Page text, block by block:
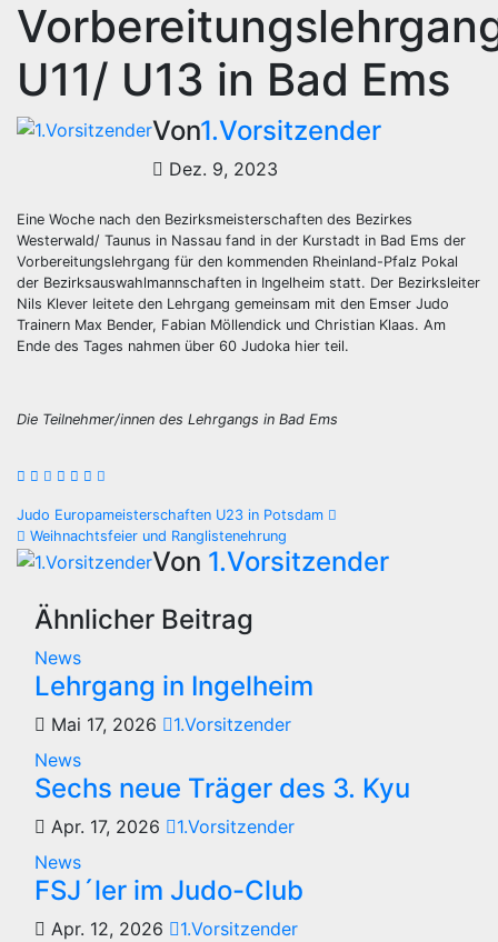
U11/ U13 in Bad Ems
Von1.Vorsitzender
Dez. 9, 2023
Eine Woche nach den Bezirksmeisterschaften des Bezirkes
Westerwald/ Taunus in Nassau fand in der Kurstadt in Bad Ems der
Vorbereitungslehrgang für den kommenden Rheinland-Pfalz Pokal
der Bezirksauswahlmannschaften in Ingelheim statt. Der Bezirksleiter
Nils Klever leitete den Lehrgang gemeinsam mit den Emser Judo
Trainern Max Bender, Fabian Möllendick und Christian Klaas. Am
Ende des Tages nahmen über 60 Judoka hier teil.
Die Teilnehmer/innen des Lehrgangs in Bad Ems
Beitragsnavigation
Judo Europameisterschaften U23 in Potsdam
Weihnachtsfeier und Ranglistenehrung
Von 1.Vorsitzender
Ähnlicher Beitrag
News
Lehrgang in Ingelheim
Mai 17, 2026
1.Vorsitzender
News
Sechs neue Träger des 3. Kyu
Apr. 17, 2026
1.Vorsitzender
News
FSJ´ler im Judo-Club
Apr. 12, 2026 1.Vorsitzender